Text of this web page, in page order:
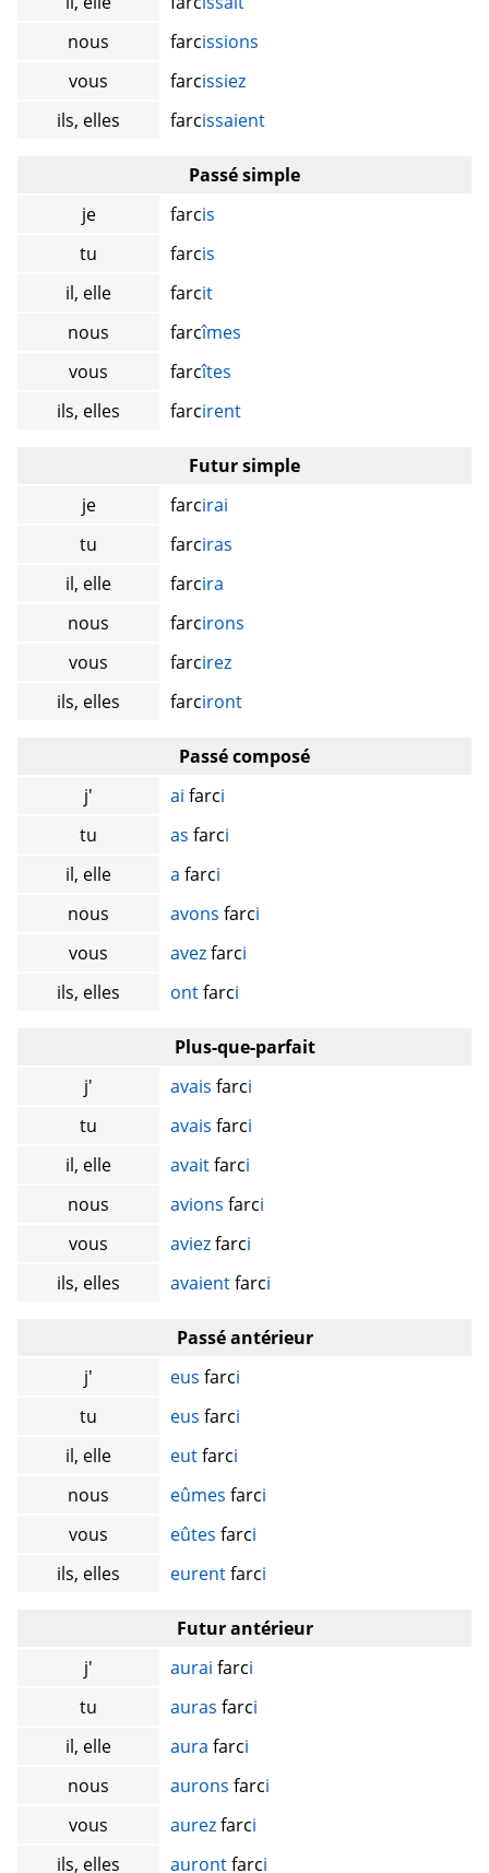
nous
farcissions
vous
farcissiez
ils, elles
farcissaient
Passé simple
je
farcis
tu
farcis
il, elle
farcit
nous
farcîmes
vous
farcîtes
ils, elles
farcirent
Futur simple
je
farcirai
tu
farciras
il, elle
farcira
nous
farcirons
vous
farcirez
ils, elles
farciront
Passé composé
j'
ai farci
tu
as farci
il, elle
a farci
nous
avons farci
vous
avezfarci
ils, elles
ontfarci
Plus-que-parfait
j'
avais farci
tu
avais farci
il, elle
avaitfarci
nous
avions farci
vous
aviezfarci
ils, elles
avaientfarci
Passé antérieur
j'
eus farci
tu
eus farci
il, elle
eutfarci
nous
eûmes farci
vous
eûtes farci
ils, elles
eurentfarci
Futur antérieur
j'
aurai farci
tu
auras farci
il, elle
aura farci
nous
aurons farci
vous
aurezfarci
ils, elles
aurontfarci